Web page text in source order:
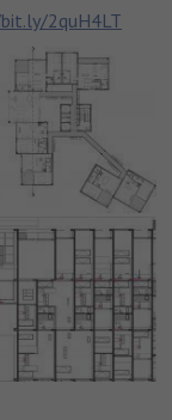
2quH4LT